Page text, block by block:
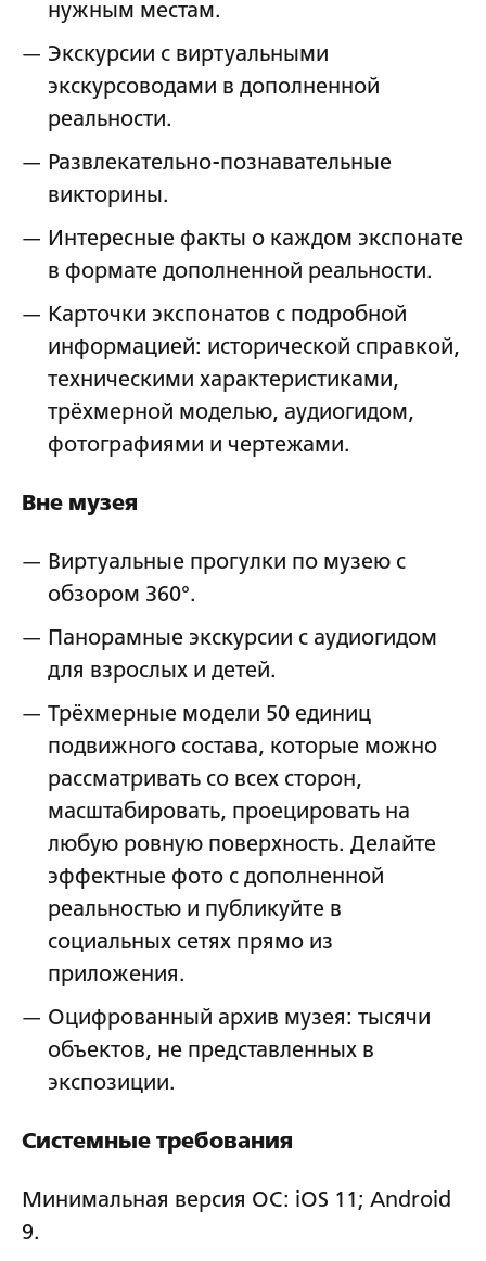
нужным местам.
Экскурсии с виртуальными
экскурсоводами в дополненной
реальности.
Развлекательно-познавательные
викторины.
Интересные факты о каждом экспонате
в формате дополненной реальности.
Карточки экспонатов с подробной
информацией: исторической справкой,
техническими характеристиками,
трёхмерной моделью, аудиогидом,
фотографиями и чертежами.
Вне музея
Виртуальные прогулки по музею с
обзором 360°.
Панорамные экскурсии с аудиогидом
для взрослых и детей.
Трёхмерные модели 50 единиц
подвижного состава, которые можно
рассматривать со всех сторон,
масштабировать, проецировать на
любую ровную поверхность. Делайте
эффектные фото с дополненной
реальностью и публикуйте в
социальных сетях прямо из
приложения.
Оцифрованный архив музея: тысячи
объектов, не представленных в
экспозиции.
Системные требования
Минимальная версия ОС: iOS 11; Android
9.